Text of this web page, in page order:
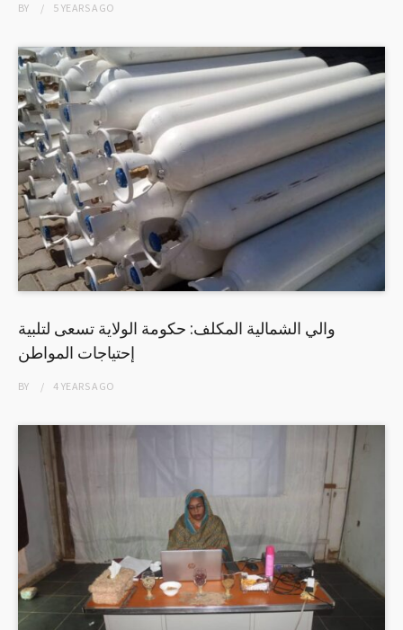
BY 5 YEARSAGO
والي الشمالية المكلف: حكومة الولاية تسعى لتلبية
إحتياجات المواطن
BY 4 YEARSAGO